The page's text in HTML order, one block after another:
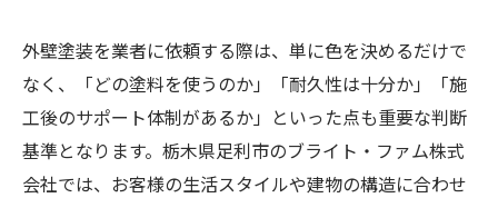
外壁塗装を業者に依頼する際は、単に色を決めるだけで
なく、「どの塗料を使うのか」「耐久性は十分か」「施
工後のサポート体制があるか」といった点も重要な判断
基準となります。栃木県足利市のブライト・ファム株式
会社では、お客様の生活スタイルや建物の構造に合わせ